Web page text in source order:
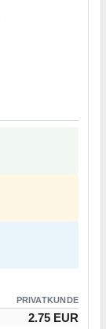
PRIVATKUNDE
2.75 EUR